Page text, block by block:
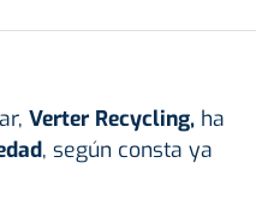
Verter Recycling, ha
, según consta ya